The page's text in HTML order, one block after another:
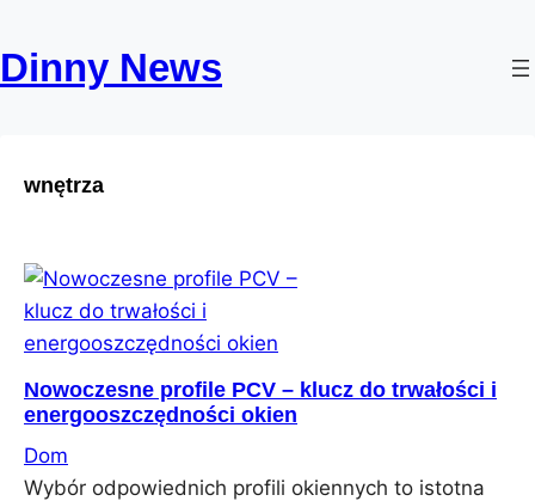
content
Dinny News
wnętrza
Nowoczesne profile PCV – klucz do trwałości i
energooszczędności okien
Dom
Wybór odpowiednich profili okiennych to istotna